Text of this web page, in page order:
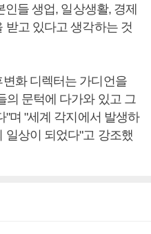
들 생업, 일상생활, 경제
받고 있다고 생각하는 것
화 디렉터는 가디언을
의 문턱에 다가와 있고 그
"며 "세계 각지에서 발생하
일상이 되었다"고 강조했